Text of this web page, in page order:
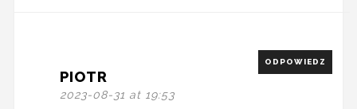
PIOTR
2023-08-31 at 19:53
ODPOWIEDZ